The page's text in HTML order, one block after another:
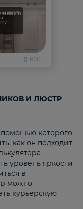
620
И ЛЮСТР
которого
как он подходит
уровень яркости
в
можно
курьерскую